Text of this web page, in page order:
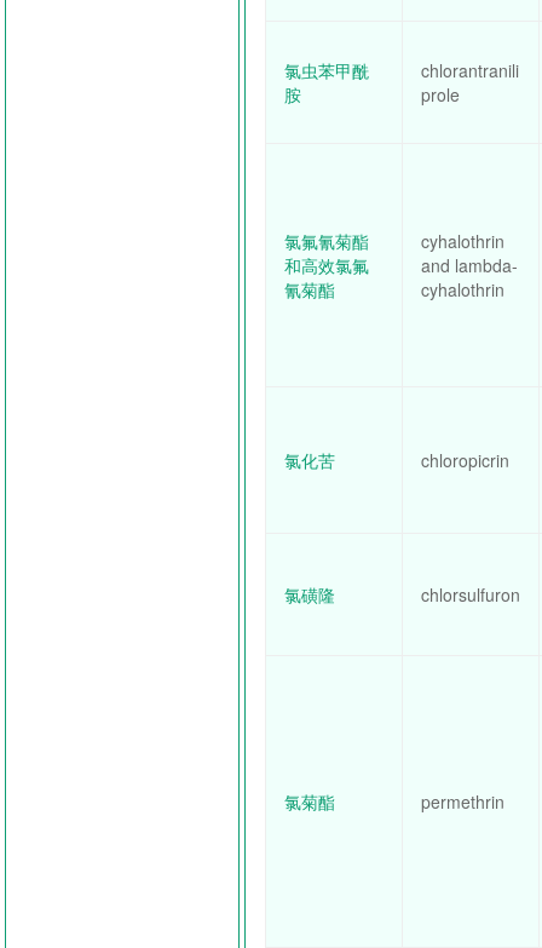
氯虫苯甲酰
胺
chlorantranili
prole
氯氟氰菊酯
和高效氯氟
氰菊酯
cyhalothrin
and lambda-
cyhalothrin
氯化苦 chloropicrin
氯磺隆 chlorsulfuron
氯菊酯 permethrin